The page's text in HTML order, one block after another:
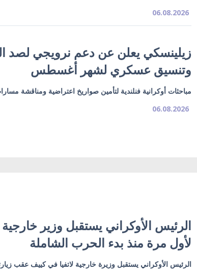
06.08.2026
زيلينسكي يعلن عن دعم نرويجي لصد
وتنسيق عسكري لشهر أغسطس
مباحثات أوكرانية فنلندية لتأمين صواريخ اعتراضية ومناقشة
06.08.2026
الرئيس الأوكراني يستقبل وزير
لأول مرة منذ بدء الحرب الشاملة
الرئيس الأوكراني يستقبل وزيرة خارجية لاتفيا في كييف عقب